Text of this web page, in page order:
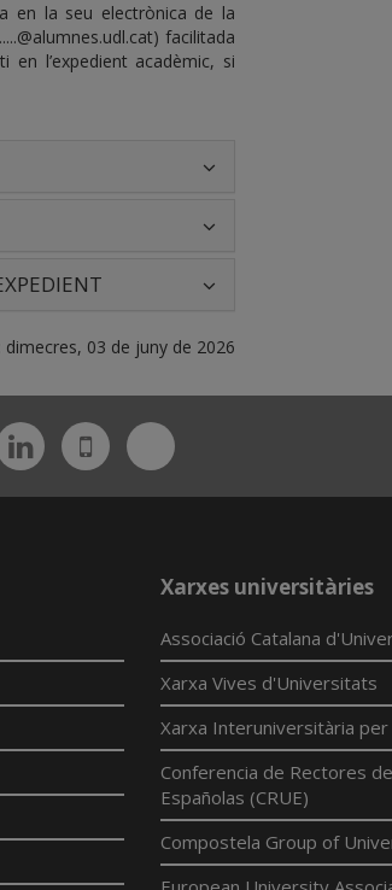
en la seu electrònica de la
facilitada
l’expedient acadèmic, si
dimecres, 03 de juny de 2026
Linkedin
UdL
App
Bluesky
Xarxes universitàries
Associació Catalana
Xarxa Vives d'Universitats
Xarxa Interuniversitària per
Conferencia de Rectores
Españolas (CRUE)
Compostela Group of